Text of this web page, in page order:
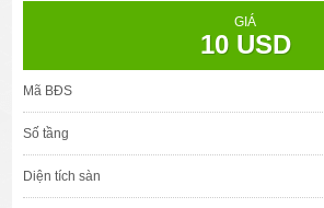
GIÁ
10 USD
Mã BĐS
Số tầng
Diện tích sàn